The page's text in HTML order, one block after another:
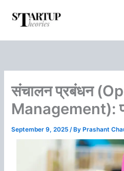
content
संचालन प्रबंधन
Management):
September 9, 2025/ By Prashant